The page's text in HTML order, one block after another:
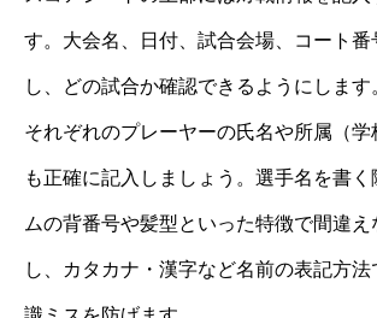
す。大会名、日付、試合会場、コート番
し、どの試合か確認できるようにします
それぞれのプレーヤーの氏名や所属（学
も正確に記入しましょう。選手名を書
ムの背番号や髪型といった特徴で間違
し、カタカナ・漢字など名前の表記方